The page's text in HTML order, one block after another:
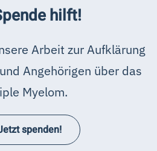
hilft!
Arbeit zur Aufklärung
Angehörigen über das
Myelom.
spenden!